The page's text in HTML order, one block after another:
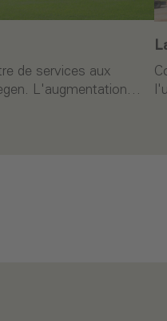
de services aux
L'augmentation…